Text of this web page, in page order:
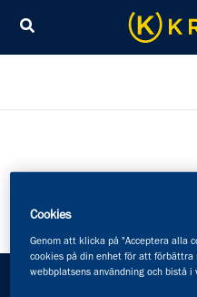
Cookies
Genom att klicka på "Acceptera alla
cookies på din enhet för att förbättra
webbplatsens användning och bistå i